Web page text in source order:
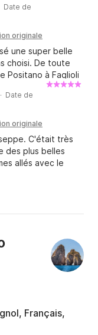
Date de
originale
une super belle
choisi. De toute
Positano à Faglioli
Capri, mais nous
l'essence, ce qui
Date de
originale
C'était très
des plus belles
allés avec le
Giuseppe !!
Français,